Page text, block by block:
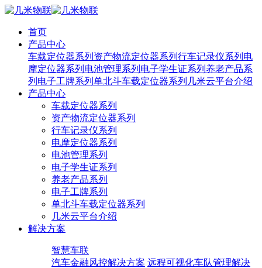
首页
产品中心
车载定位器系列 资产物流定位器系列 行车记录仪系列 电
摩定位器系列 电池管理系列 电子学生证系列 养老产品系
列 电子工牌系列 单北斗车载定位器系列 几米云平台介绍
产品中心
车载定位器系列
资产物流定位器系列
行车记录仪系列
电摩定位器系列
电池管理系列
电子学生证系列
养老产品系列
电子工牌系列
单北斗车载定位器系列
几米云平台介绍
解决方案
智慧车联
汽车金融风控解决方案 远程可视化车队管理解决